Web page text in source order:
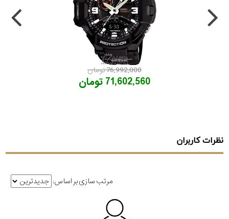
76,992,000 تومان
71,602,560 تومان
نظرات کاربران
مرتب سازی بر اساس: